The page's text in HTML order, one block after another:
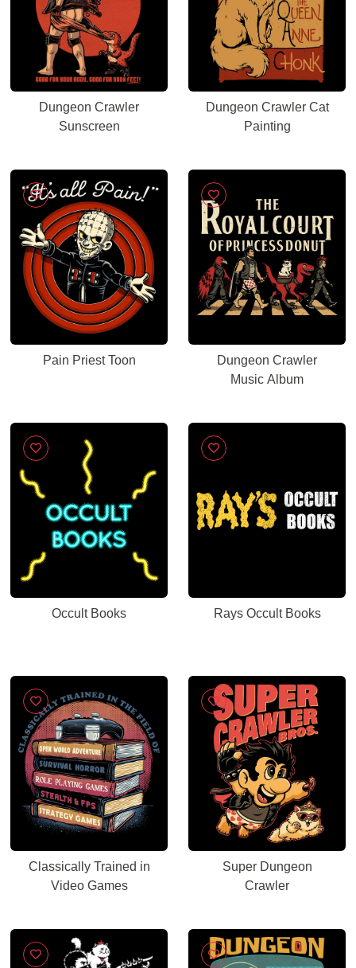
Dungeon Crawler
Sunscreen
Dungeon Crawler Cat
Painting
Pain Priest Toon
Dungeon Crawler
Music Album
Occult Books Rays Occult Books
Classically Trained in
Video Games
Super Dungeon
Crawler